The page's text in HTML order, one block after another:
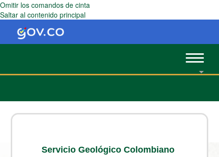
Omitir los comandos de cinta
Saltar al contenido principal
Toggle
Servicio Geológico Colombiano